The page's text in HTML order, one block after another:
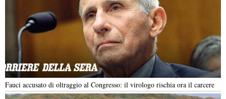
Fauci accusato di oltraggio al Congresso: il virologo rischia ora il carcere